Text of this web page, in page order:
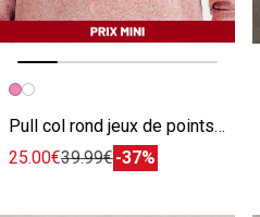
Image précédente
Image suivante
Pull col rond jeux de points fantaisie
25.00€39.99€-37%